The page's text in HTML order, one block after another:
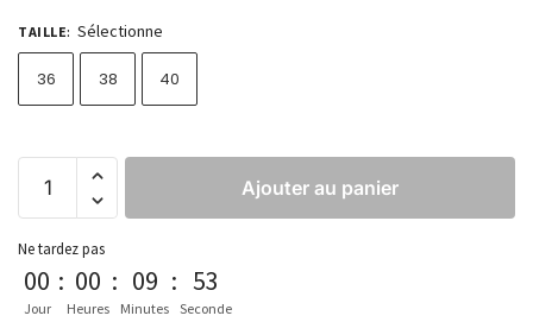
TAILLE: Sélectionne
36 38 40
Ajouter au panier
Ne tardez pas
00
Jour
: 00
Heures
: 09
Minutes
: 53
Seconde